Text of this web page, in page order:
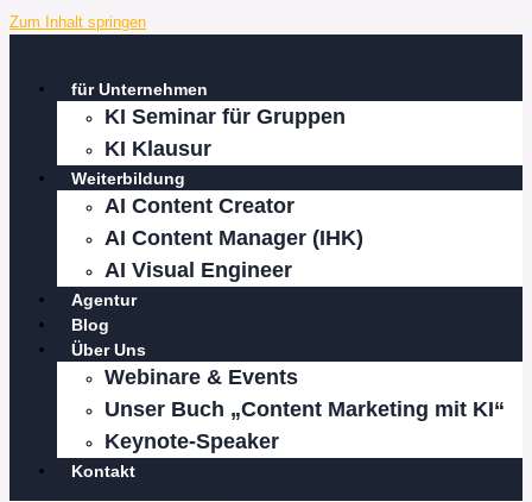
Zum Inhalt springen
für Unternehmen
KI Seminar für Gruppen
KI Klausur
Weiterbildung
AI Content Creator
AI Content Manager (IHK)
AI Visual Engineer
Agentur
Blog
Über Uns
Webinare & Events
Unser Buch „Content Marketing mit KI“
Keynote-Speaker
Kontakt